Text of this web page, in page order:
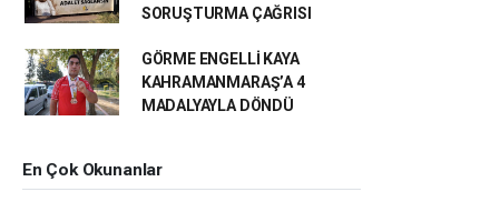
SORUŞTURMA ÇAĞRISI
GÖRME ENGELLİ KAYA
KAHRAMANMARAŞ’A 4
MADALYAYLA DÖNDÜ
En Çok Okunanlar